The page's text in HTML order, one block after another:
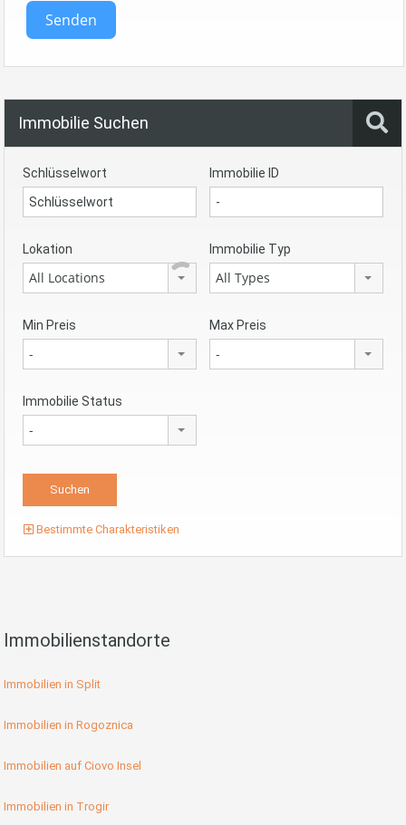
Senden
Immobilie Suchen
Schlüsselwort Immobilie ID
Lokation
All Locations
Immobilie Typ
All Types
Min Preis
-
Max Preis
-
Immobilie Status
-
Bestimmte Charakteristiken
Immobilienstandorte
Immobilien in Split
Immobilien in Rogoznica
Immobilien auf Ciovo Insel
Immobilien in Trogir